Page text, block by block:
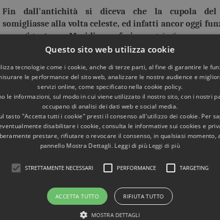
Fin dall'antichità si diceva che la cupola del
somigliasse alla volta celeste, ed infatti ancor oggi
una gigantesca Meridiana sferica: ogni giorno a a
compare unCerchio di luce che ha un'altezza diversa
Il fenomeno luminoso più straordinario, scoperto da
Luce:ricalca perfettamente l’arco in muratura sopra
prima dei computer…
di Luce nel quale l'imperatore Adriano si
e poteva dirsi tanto potente da comandare persino
CASTEL SANT'ANGELO. MAUSOLEO DI ADRIANO.
Il grandioso Mausoleo fu costruito come nuova
sulla riva destra del Tevere.
Questo sito web utilizza cookie
tecnologie come i cookie, anche di terze parti, al fine di garantire le
le performance del sito web, analizzare le nostre audience e
servizi online, come specificato nella cookie policy.
le informazioni, sul modo in cui viene utilizzato il nostro sito, con i nostri
occupano di analisi dei dati web e social media.
tasto "Accetta tutti i cookie" presti il consenso all'utilizzo dei cookie. Per
disabilitare i cookie, consulta le informative sui cookies e
prestare, rifiutare o revocare il consenso, in qualsiasi momento,
pannello Mostra Dettagli. Leggi di piùLeggi di più
STRETTAMENTE NECESSARI PERFORMANCE TARGETING
ACCETTA TUTTO RIFIUTA TUTTO
MOSTRA DETTAGLI